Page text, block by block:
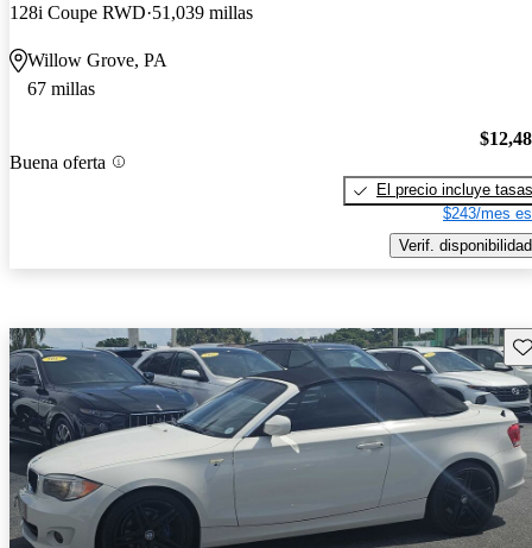
128i Coupe RWD 51,039 millas
Willow Grove, PA
67 millas
Buena oferta
El precio incluye tasas
$243/mes
Verif. disponibilidad